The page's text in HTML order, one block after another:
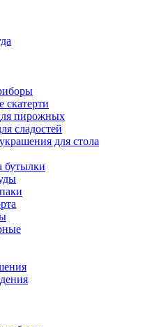
скатерти
пирожных
сладостей
для стола
бутылки